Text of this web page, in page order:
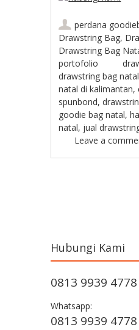
perdana
Drawstring Bag,
Drawstring Bag
portofolio
drawstring bag natal
natal di kalimantan,
spunbond,
goodie bag natal,
natal, jual
Leave a
Hubungi Kami
0813 9939 4778
Whatsapp:
0813 9939 4778